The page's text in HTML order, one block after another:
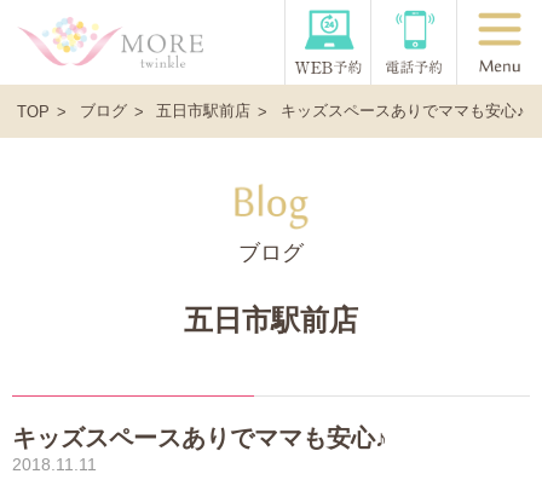
TOP ブログ 五日市駅前店 キッズスペースありでママも安心♪
ブログ
五日市駅前店
キッズスペースありでママも安心♪
2018.11.11